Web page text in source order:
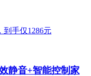
静音+智能控制家